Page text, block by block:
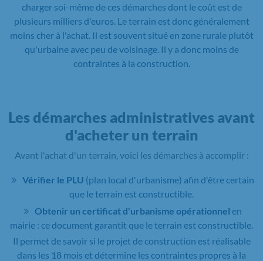
charger soi-même de ces démarches dont le coût est de
plusieurs milliers d'euros. Le terrain est donc généralement
moins cher à l'achat. Il est souvent situé en zone rurale plutôt
qu'urbaine avec peu de voisinage. Il y a donc moins de
contraintes à la construction.
Les démarches administratives avant
d'acheter un terrain
Avant l'achat d'un terrain, voici les démarches à accomplir :
Vérifier le PLU (plan local d'urbanisme) afin d'être certain
que le terrain est constructible.
Obtenir un certificat d'urbanisme opérationnel en
mairie : ce document garantit que le terrain est constructible.
Il permet de savoir si le projet de construction est réalisable
dans les 18 mois et détermine les contraintes propres à la